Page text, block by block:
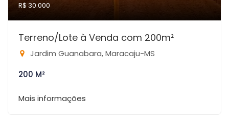
R$ 30.000
Terreno/Lote à Venda com 200m²
Jardim Guanabara, Maracaju-MS
200 M²
Mais informações